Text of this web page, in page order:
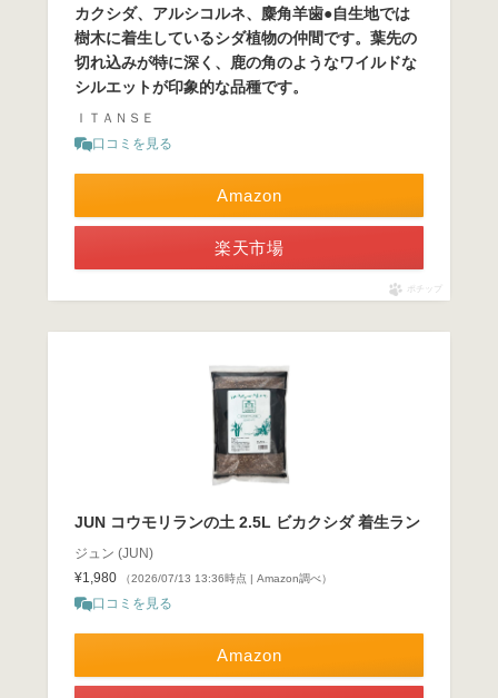
カクシダ、アルシコルネ、麋角羊歯●自生地では
樹木に着生しているシダ植物の仲間です。葉先の
切れ込みが特に深く、鹿の角のようなワイルドな
シルエットが印象的な品種です。
ＩＴＡＮＳＥ
口コミを見る
Amazon
楽天市場
ポチップ
JUN コウモリランの土 2.5L ビカクシダ 着生ラン
ジュン (JUN)
¥1,980
（2026/07/13 13:36時点 | Amazon調べ）
口コミを見る
Amazon